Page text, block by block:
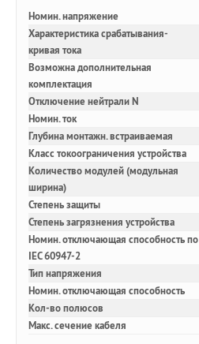
Номин. напряжение
Характеристика срабатывания-
кривая тока
Возможна дополнительная
комплектация
Отключение нейтрали N
Номин. ток
Глубина монтажн. встраиваемая
Класс токоограничения устройства
Количество модулей (модульная
ширина)
Степень защиты
Степень загрязнения устройства
Номин. отключающая способность по
IEC 60947-2
Тип напряжения
Номин. отключающая способность
Кол-во полюсов
Макс. сечение кабеля